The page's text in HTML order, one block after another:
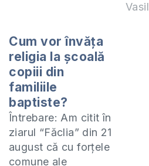
Cum vor învăţa
religia la şcoală
copiii din
familiile
baptiste?
Întrebare: Am citit în
ziarul “Făclia” din 21
august că cu forţele
comune ale